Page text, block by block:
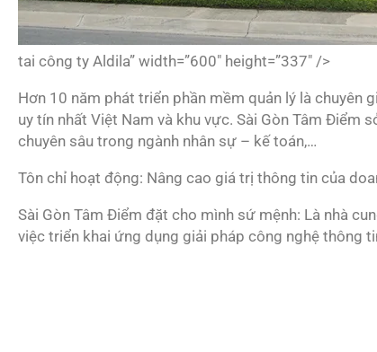
tai công ty Aldila” width=”600″ height=”337″ />
Hơn 10 năm phát triển phần mềm quản lý là chuyên
uy tín nhất Việt Nam và khu vực. Sài Gòn Tâm Điểm
chuyên sâu trong ngành nhân sự – kế toán,…
Tôn chỉ hoạt động: Nâng cao giá trị thông tin của
Sài Gòn Tâm Điểm đặt cho mình sứ mệnh: Là nhà
việc triển khai ứng dụng giải pháp công nghệ thông